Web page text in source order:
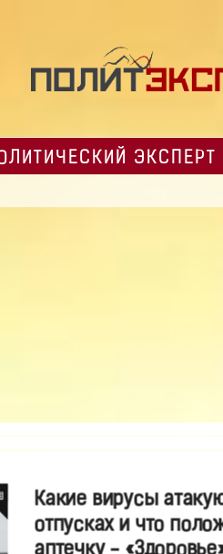
ЭКСПЕРТ
Какие вирусы
отпусках и что